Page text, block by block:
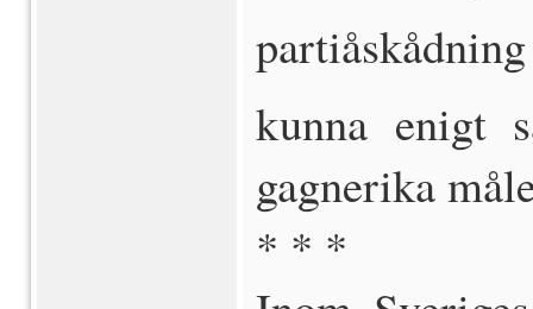
kunna enigt
gagnerika
* * *